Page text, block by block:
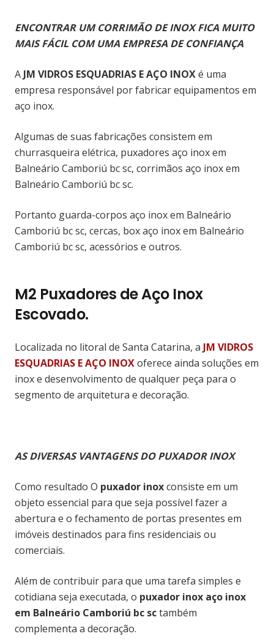
ENCONTRAR UM CORRIMÃO DE INOX FICA MUITO
MAIS FÁCIL COM UMA EMPRESA DE CONFIANÇA
A JM VIDROS ESQUADRIAS E AÇO INOXé uma
empresa responsável por fabricar equipamentos em
aço inox.
Algumas de suas fabricações consistem em
churrasqueira elétrica, puxadores aço inox em
Balneário Camboriú bc sc, corrimãos aço inox em
Balneário Camboriú bc sc.
Portanto guarda-corpos aço inox em Balneário
Camboriú bc sc, cercas, box aço inox em Balneário
Camboriú bc sc, acessórios e outros.
M2 Puxadores de Aço Inox
Escovado.
Localizada no litoral de Santa Catarina, a JM VIDROS
ESQUADRIAS E AÇO INOXoferece ainda soluções em
inox e desenvolvimento de qualquer peça para o
segmento de arquitetura e decoração.
AS DIVERSAS VANTAGENS DO PUXADOR INOX
Como resultado O puxador inoxconsiste em um
objeto essencial para que seja possível fazer a
abertura e o fechamento de portas presentes em
imóveis destinados para fins residenciais ou
comerciais.
Além de contribuir para que uma tarefa simples e
cotidiana seja executada, o puxador inox aço inox
em Balneário Camboriú bc sctambém
complementa a decoração.